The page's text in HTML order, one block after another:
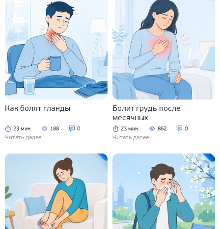
Как болят гланды
23 мин. 188 0
Читать далее
Болит грудь после
месячных
23 мин. 862 0
Читать далее